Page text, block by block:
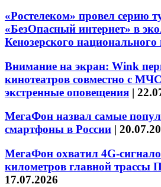
«Ростелеком» провел серию
«БезОпасный интернет» в
Кенозерского национального
Внимание на экран: Wink
кинотеатров совместно с
экстренные оповещения |
МегаФон назвал самые
смартфоны в России |
МегаФон охватил 4G-
километров главной трассы
17.07.2026